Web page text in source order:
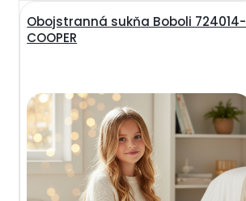
Obojstranná sukňa Boboli 724014-
COOPER